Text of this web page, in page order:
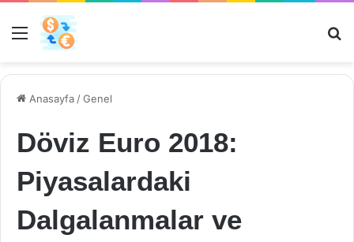
Menü
Anasayfa /Genel
Döviz Euro 2018:
Piyasalardaki
Dalgalanmalar ve